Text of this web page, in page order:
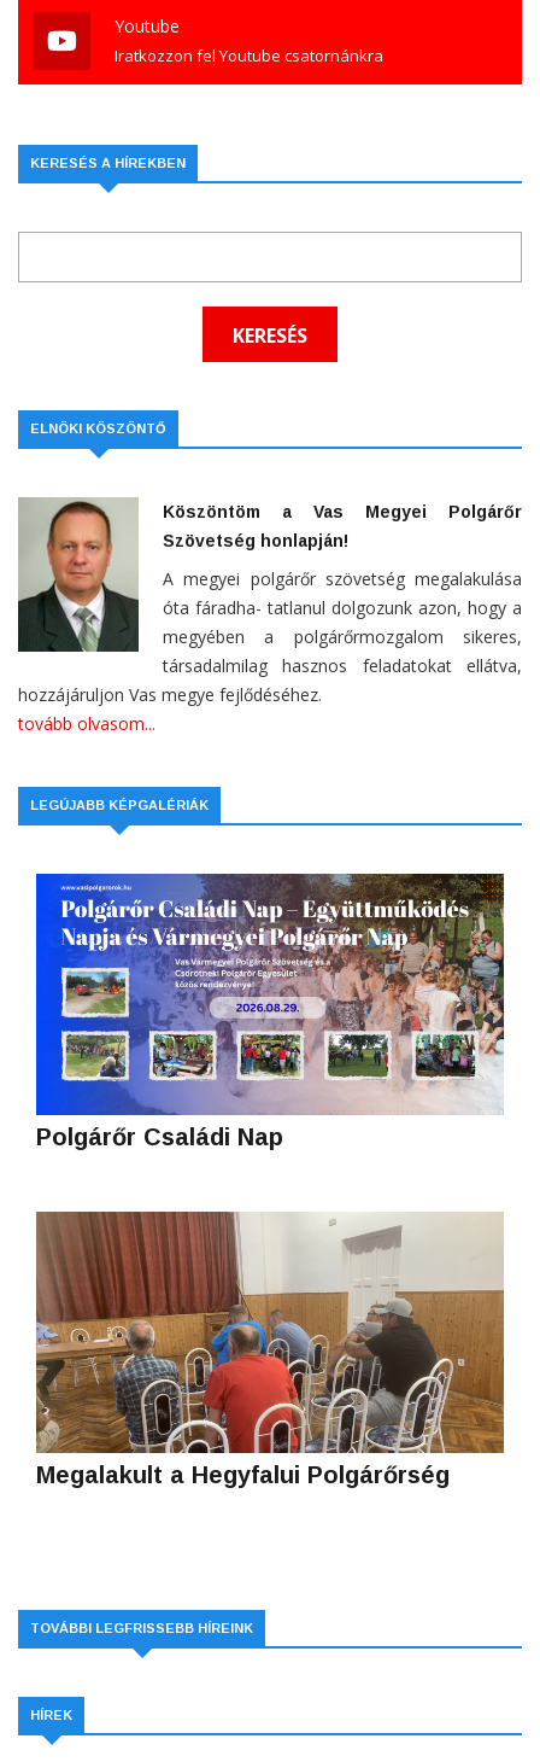
Youtube
Iratkozzon fel Youtube csatornánkra
KERESÉS A HÍREKBEN
ELNÖKI KÖSZÖNTŐ
Köszöntöm a Vas Megyei Polgárőr
Szövetség honlapján!
A megyei polgárőr szövetség megalakulása
óta fáradha- tatlanul dolgozunk azon, hogy a
megyében a polgárőrmozgalom sikeres,
társadalmilag hasznos feladatokat ellátva,
hozzájáruljon Vas megye fejlődéséhez.
tovább olvasom...
LEGÚJABB KÉPGALÉRIÁK
Polgárőr Családi Nap
Megalakult a Hegyfalui Polgárőrség
TOVÁBBI LEGFRISSEBB HÍREINK
HÍREK